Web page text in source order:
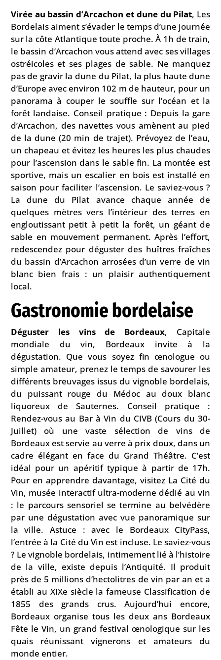
Virée au bassin d’Arcachon et dune du Pilat, Les
Bordelais aiment s’évader le temps d’une journée
sur la côte Atlantique toute proche. À 1h de train,
le bassin d’Arcachon vous attend avec ses villages
ostréicoles et ses plages de sable. Ne manquez
pas de gravir la dune du Pilat, la plus haute dune
d’Europe avec environ 102 m de hauteur, pour un
panorama à couper le souffle sur l’océan et la
forêt landaise. Conseil pratique : Depuis la gare
d’Arcachon, des navettes vous amènent au pied
de la dune (20 min de trajet). Prévoyez de l’eau,
un chapeau et évitez les heures les plus chaudes
pour l’ascension dans le sable fin. La montée est
sportive, mais un escalier en bois est installé en
saison pour faciliter l’ascension. Le saviez-vous ?
La dune du Pilat avance chaque année de
quelques mètres vers l’intérieur des terres en
engloutissant petit à petit la forêt, un géant de
sable en mouvement permanent. Après l’effort,
redescendez pour déguster des huîtres fraîches
du bassin d’Arcachon arrosées d’un verre de vin
blanc bien frais : un plaisir authentiquement
local.
Gastronomie bordelaise
Déguster les vins de Bordeaux, Capitale
mondiale du vin, Bordeaux invite à la
dégustation. Que vous soyez fin œnologue ou
simple amateur, prenez le temps de savourer les
différents breuvages issus du vignoble bordelais,
du puissant rouge du Médoc au doux blanc
liquoreux de Sauternes. Conseil pratique :
Rendez-vous au Bar à Vin du CIVB (Cours du 30-
Juillet) où une vaste sélection de vins de
Bordeaux est servie au verre à prix doux, dans un
cadre élégant en face du Grand Théâtre. C’est
idéal pour un apéritif typique à partir de 17h.
Pour en apprendre davantage, visitez La Cité du
Vin, musée interactif ultra-moderne dédié au vin
: le parcours sensoriel se termine au belvédère
par une dégustation avec vue panoramique sur
la ville. Astuce : avec le Bordeaux CityPass,
l’entrée à la Cité du Vin est incluse. Le saviez-vous
? Le vignoble bordelais, intimement lié à l’histoire
de la ville, existe depuis l’Antiquité. Il produit
près de 5 millions d’hectolitres de vin par an et a
établi au XIXe siècle la fameuse Classification de
1855 des grands crus. Aujourd’hui encore,
Bordeaux organise tous les deux ans Bordeaux
Fête le Vin, un grand festival œnologique sur les
quais réunissant vignerons et amateurs du
monde entier.